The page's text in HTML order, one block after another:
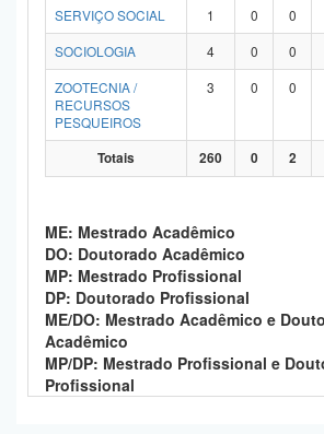
SERVIÇO SOCIAL
1 0 0
SOCIOLOGIA
4 0 0
ZOOTECNIA /
RECURSOS
PESQUEIROS
3 0 0
Totais 260 0 2
ME: Mestrado Acadêmico
DO: Doutorado Acadêmico
MP: Mestrado Profissional
DP: Doutorado Profissional
ME/DO: Mestrado Acadêmico e
Acadêmico
MP/DP: Mestrado Profissional e
Profissional